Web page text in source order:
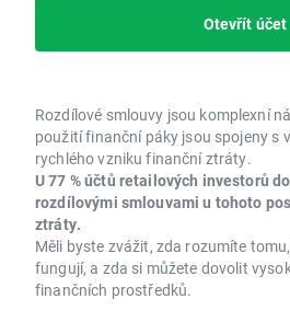
Otevřít účet
Rozdílové smlouvy jsou komplexní
použití finanční páky jsou spojeny s
rychlého vzniku finanční ztráty.
U 77 % účtů retailových investorů
rozdílovými smlouvami u tohoto
ztráty.
Měli byste zvážit, zda rozumíte
fungují, a zda si můžete dovolit
finančních prostředků.